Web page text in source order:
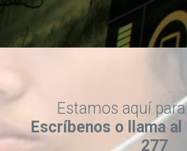
Estamos aquí
Escríbenos o llama
277